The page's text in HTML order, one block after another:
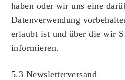
haben oder wir uns eine
Datenverwendung
erlaubt ist und über die wir
informieren.
5.3 Newsletterversand